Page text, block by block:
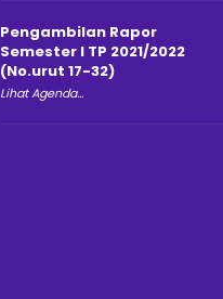
Pengambilan Rapor
Semester I TP 2021/2022
(No.urut 17-32)
Lihat Agenda...